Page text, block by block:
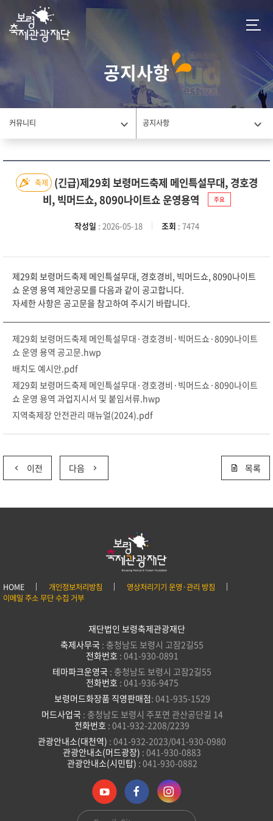
공지사항
커뮤니티 공지사항
축제 (긴급)제29회 보령머드축제 메인특설무대, 경호경
비, 빅머드쇼, 8090나이트쇼 운영용역
주요
작성일 : 2026-05-18 조회 : 7474
제29회 보령머드축제 메인특설무대, 경호경비, 빅머드쇼, 8090나이트
쇼 운영 용역 제안공모를 다음과 같이 공고합니다.
자세한 사항은 공고문을 참고하여 주시기 바랍니다.
제29회 보령머드축제 메인특설무대·경호경비·빅머드쇼·8090나이트
쇼 운영 용역 공고문.hwp
배치도 예시안.pdf
제29회 보령머드축제 메인특설무대·경호경비·빅머드쇼·8090나이트
쇼 운영 용역 과업지시서 및 붙임서류.hwp
지역축제장 안전관리 매뉴얼(2024).pdf
이전 다음 목록
HOME 개인정보처리방침
영상처리기기 운영·관리 방침
이메일 주소 무단 수집 거부
재단법인 보령축제관광재단
축제사무국 : 충청남도 보령시 고잠2길55
전화번호 : 041-930-0891
테마파크운영국 : 충청남도 보령시 고잠2길55
전화번호 : 041-936-9475
보령머드화장품 직영판매점: 041-935-1529
머드사업국 : 충청남도 보령시 주포면 관산공단길 14
전화번호 : 041-932-2208/2239
관광안내소(대천역) : 041-932-2023/041-930-0980
관광안내소(머드광장) : 041-930-0883
관광안내소(시민탑) : 041-930-0882